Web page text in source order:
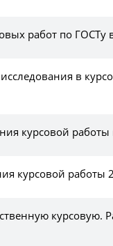
работ по ГОСТу
в
курсовой работы
курсовой работы
курсовую.